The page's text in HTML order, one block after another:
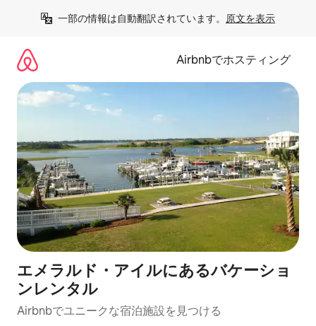
一部の情報は自動翻訳されています。 原文を表示
Airbnbでホスティング
エメラルド・アイルにあるバケーショ
ンレンタル
Airbnbでユニークな宿泊施設を見つける